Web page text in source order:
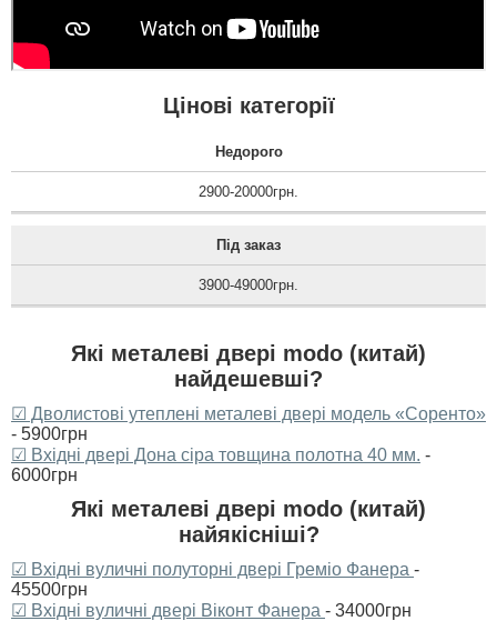
якісні послуги....
Цінові категорії
Недорого
2900-20000грн.
Під заказ
3900-49000грн.
Які металеві двері modo (китай)
найдешевші?
☑ Дволистові утеплені металеві двері модель «Соренто»
- 5900грн
☑ Вхідні двері Дона сіра товщина полотна 40 мм. -
6000грн
Які металеві двері modo (китай)
найякісніші?
☑ Вхідні вуличні полуторні двері Греміо Фанера -
45500грн
☑ Вхідні вуличні двері Віконт Фанера - 34000грн